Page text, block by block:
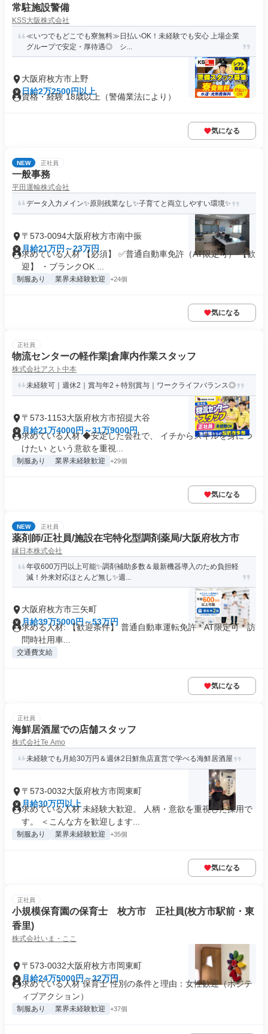
常駐施設警備
KSS大阪株式会社
≪いつでもどこでも寮無料≫日払いOK！未経験でも安心 上場企業
グループで安定・厚待遇◎ シ...
大阪府枚方市上野
日給2万2500円以上
資格・経験 18歳以上（警備業法により）
気になる
NEW 正社員
一般事務
平田運輸株式会社
データ入力メイン✨原則残業なし✨子育てと両立しやすい環境✨
〒573-0094大阪府枚方市南中振
月給21万円～23万円
求めている人材 【必須】 ✅普通自動車免許（AT限定可） 【歓
迎】 ・ブランクOK ...
制服あり 業界未経験歓迎 +24個
気になる
正社員
物流センターの軽作業|倉庫内作業スタッフ
株式会社アスト中本
未経験可｜週休2｜賞与年2＋特別賞与｜ワークライフバランス◎
〒573-1153大阪府枚方市招提大谷
月給21万4000円～31万9000円
求めている人材 ◆安定した会社で、 イチからスキルを身につ
けたい という意欲を重視...
制服あり 業界未経験歓迎 +29個
気になる
NEW 正社員
薬剤師/正社員/施設在宅特化型調剤薬局/大阪府枚方市
縁日本株式会社
年収600万円以上可能✨調剤補助多数＆最新機器導入のため負担軽
減！外来対応ほとんど無し✨週...
大阪府枚方市三矢町
月給39万5000円～53万円
求める人材: 【歓迎条件】 普通自動車運転免許 * AT限定可 * 訪
問時社用車...
交通費支給
気になる
正社員
海鮮居酒屋での店舗スタッフ
株式会社Te Amo
未経験でも月給30万円＆週休2日鮮魚店直営で学べる海鮮居酒屋
〒573-0032大阪府枚方市岡東町
月給30万円以上
求めている人材 未経験大歓迎。 人柄・意欲を重視した採用で
す。 ＜こんな方を歓迎します...
制服あり 業界未経験歓迎 +35個
気になる
正社員
小規模保育園の保育士 枚方市 正社員(枚方市駅前・東
香里)
株式会社いま・ここ
〒573-0032大阪府枚方市岡東町
月給24万5000円～32万円
求めている人材 保育士 性別の条件と理由：女性歓迎（ポジテ
ィブアクション）
制服あり 業界未経験歓迎 +37個